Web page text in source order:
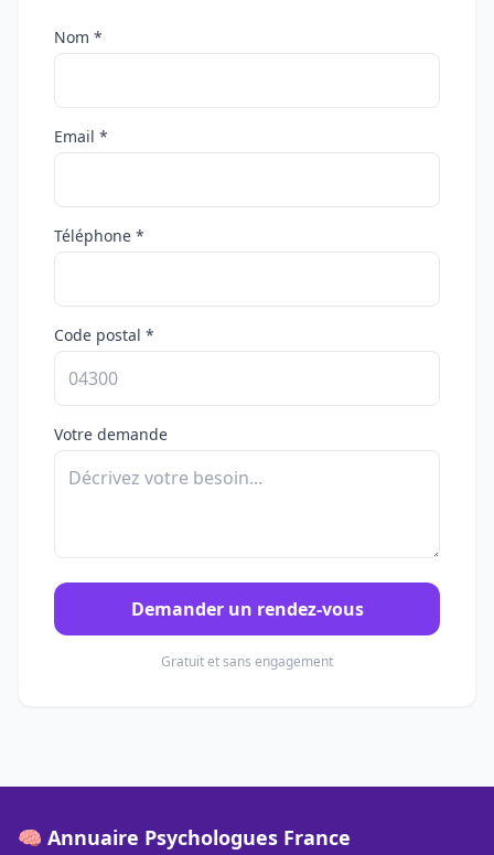
Nom *
Email *
Téléphone *
Code postal *
Votre demande
Demander un rendez-vous
Gratuit et sans engagement
🧠 Annuaire Psychologues France